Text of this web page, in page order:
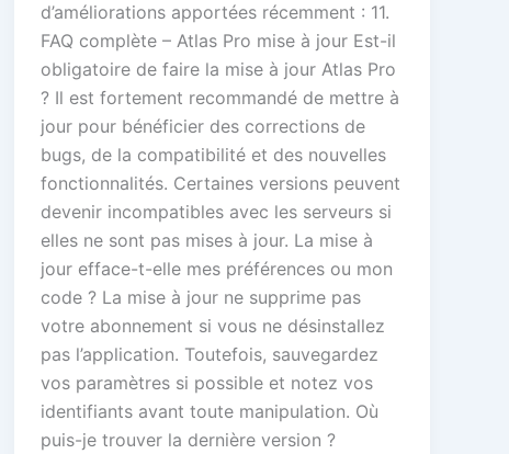
d’améliorations apportées récemment : 11.
FAQ complète – Atlas Pro mise à jour Est-il
obligatoire de faire la mise à jour Atlas Pro
? Il est fortement recommandé de mettre à
jour pour bénéficier des corrections de
bugs, de la compatibilité et des nouvelles
fonctionnalités. Certaines versions peuvent
devenir incompatibles avec les serveurs si
elles ne sont pas mises à jour. La mise à
jour efface-t-elle mes préférences ou mon
code ? La mise à jour ne supprime pas
votre abonnement si vous ne désinstallez
pas l’application. Toutefois, sauvegardez
vos paramètres si possible et notez vos
identifiants avant toute manipulation. Où
puis-je trouver la dernière version ?